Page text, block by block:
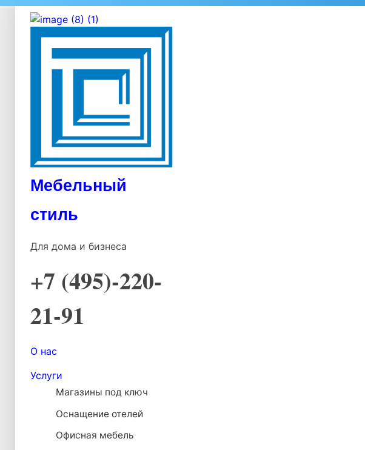
Мебельный
стиль
Для дома и бизнеса
+7 (495)-220-
21-91
О нас
Услуги
Магазины под ключ
Оснащение отелей
Офисная мебель